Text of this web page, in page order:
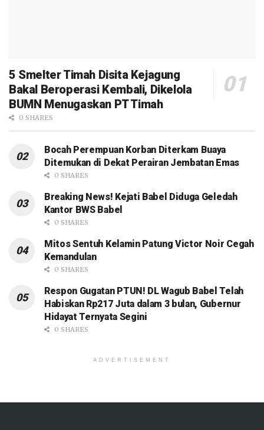
5 Smelter Timah Disita Kejagung
Bakal Beroperasi Kembali, Dikelola
BUMN Menugaskan PT Timah
0 SHARES
Bocah Perempuan Korban Diterkam Buaya
Ditemukan di Dekat Perairan Jembatan Emas
0 SHARES
Breaking News! Kejati Babel Diduga Geledah
Kantor BWS Babel
0 SHARES
Mitos Sentuh Kelamin Patung Victor Noir Cegah
Kemandulan
0 SHARES
Respon Gugatan PTUN! DL Wagub Babel Telah
Habiskan Rp217 Juta dalam 3 bulan, Gubernur
Hidayat Ternyata Segini
0 SHARES
ADVERTISEMENT